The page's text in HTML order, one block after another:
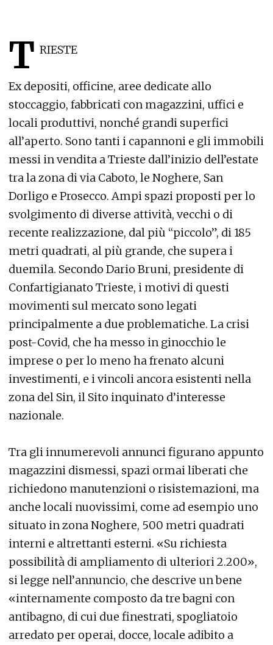
T RIESTE
Ex depositi, officine, aree dedicate allo
stoccaggio, fabbricati con magazzini, uffici e
locali produttivi, nonché grandi superfici
all’aperto. Sono tanti i capannoni e gli immobili
messi in vendita a Trieste dall’inizio dell’estate
tra la zona di via Caboto, le Noghere, San
Dorligo e Prosecco. Ampi spazi proposti per lo
svolgimento di diverse attività, vecchi o di
recente realizzazione, dal più “piccolo”, di 185
metri quadrati, al più grande, che supera i
duemila. Secondo Dario Bruni, presidente di
Confartigianato Trieste, i motivi di questi
movimenti sul mercato sono legati
principalmente a due problematiche. La crisi
post-Covid, che ha messo in ginocchio le
imprese o per lo meno ha frenato alcuni
investimenti, e i vincoli ancora esistenti nella
zona del Sin, il Sito inquinato d’interesse
nazionale.
Tra gli innumerevoli annunci figurano appunto
magazzini dismessi, spazi ormai liberati che
richiedono manutenzioni o risistemazioni, ma
anche locali nuovissimi, come ad esempio uno
situato in zona Noghere, 500 metri quadrati
interni e altrettanti esterni. «Su richiesta
possibilità di ampliamento di ulteriori 2.200»,
si legge nell’annuncio, che descrive un bene
«internamente composto da tre bagni con
antibagno, di cui due finestrati, spogliatoio
arredato per operai, docce, locale adibito a